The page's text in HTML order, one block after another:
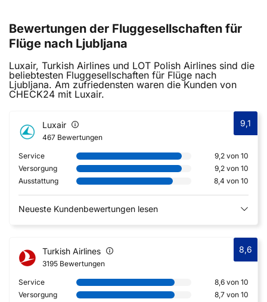
Bewertungen der Fluggesellschaften für
Flüge nach Ljubljana
Luxair, Turkish Airlines und LOT Polish Airlines sind die
beliebtesten Fluggesellschaften für Flüge nach
Ljubljana. Am zufriedensten waren die Kunden von
CHECK24 mit Luxair.
Luxair
467 Bewertungen
9,1
Service
9,2 von 10
Versorgung
9,2 von 10
Ausstattung
8,4 von 10
Neueste Kundenbewertungen lesen
Turkish Airlines
3195 Bewertungen
8,6
Service
8,6 von 10
Versorgung
8,7 von 10